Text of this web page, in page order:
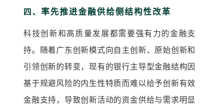
四、 率先推进金融供给侧结构性改革
科技创新和高质量发展都需要强有力的金融支
持。随着广东创新模式向自主创新、原始创新和
引领创新的转变，现有的银行主导型金融结构因
基于规避风险的内生性特质而难以给予创新有效
金融支持，导致创新活动的资金供给与需求明显